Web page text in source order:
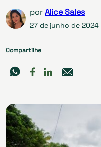
porAlice Sales
27 de junho de 2024
Compartilhe